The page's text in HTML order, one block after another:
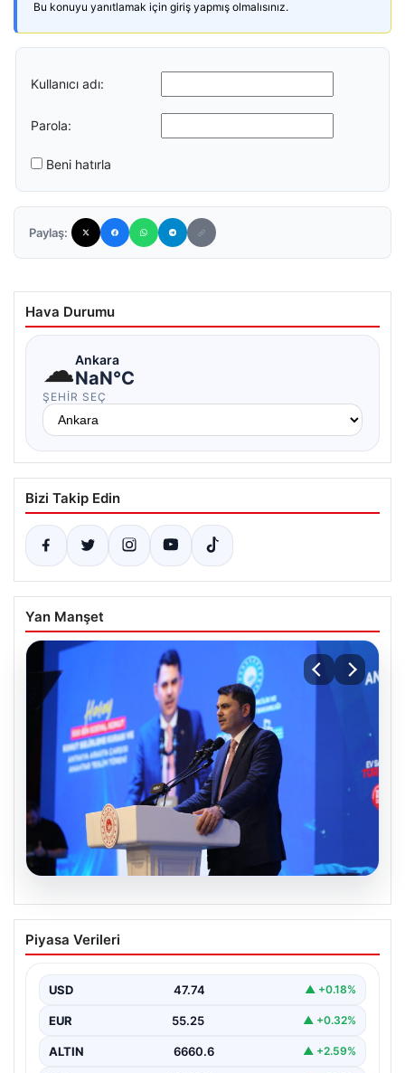
Bu konuyu yanıtlamak için giriş yapmış olmalısınız.
Kullanıcı adı:
Parola:
Beni hatırla
Paylaş:
Hava Durumu
☁Ankara
NaN°C
ŞEHIR SEÇ
Bizi Takip Edin
Yan Manşet
Bakan Kurum: Devlet yönetimi ciddi bir
sorumluluktur
Kurum, Hatay'da düzenlenen sosyal konut projesi ve…
Piyasa Verileri
USD 47.74 ▲ +0.18%
EUR 55.25 ▲ +0.32%
ALTIN 6660.6 ▲ +2.59%